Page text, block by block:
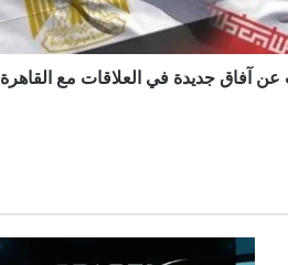
آفاق جديدة في العلاقات مع القاهرة